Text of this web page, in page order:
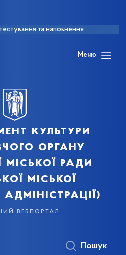
та наповнення
Меню
культури
органу
міської ради
міської
вебпортал
Пошук